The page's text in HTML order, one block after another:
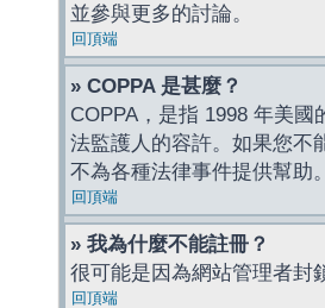
並參與更多的討論。
回頂端
» COPPA 是甚麼？
COPPA，是指 1998 年美
法監護人的容許。如果您不
不為各種法律事件提供幫助。
回頂端
» 我為什麼不能註冊？
很可能是因為網站管理者封
回頂端